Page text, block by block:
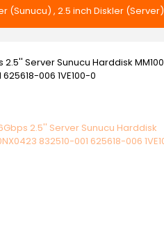
(Sunucu) , 2.5 inch Diskler (Server)